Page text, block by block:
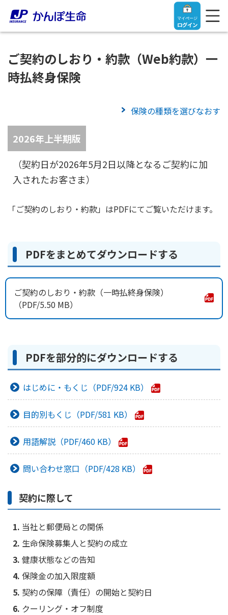
マイページ
ログイン
ご契約者さま
マイページログイン
入院保険金・手術保険金のご請求
お手続き一覧
きっかけ・できごとから探す
マイページでできること
新規登録
ログイン
ご契約内容の確認
お客さまに関する情報等の確認の取り組み
各種サービス・お知らせ
かんぽプラチナライフサービス
ご契約のしおり・約款（Web約款）
保険用語集
保険をご検討中のお客さま
保険をご検討中のお客さま
終身保険
養老保険
定期保険
学資保険
長寿支援保険
保険の探し方のポイント
保険かんたん診断
これからのライフイベントでかかる費用とは？
ご契約手続きの流れ
保険料のお払込方法
保険用語集
お問い合わせ
法人のお客さま
【まずはご相談ください】企業経営でお悩みの方はこ
法人のお客さま向け商品一覧
目的から探す
お役立ち情報
かんぽ生命の団体取扱い
お問い合わせ先
お役立ち情報
かんぽのLifeサポートナビ
医療
お金
子育て
健康情報
かんぽアプリ～かんぽの健康と安心を手のひらに～
すこやか健康ラボ
かんぽ生命について
経営理念・経営戦略
会社概要
財務情報
日本郵政グループとしての取り組み
採用情報
CM・オウンドメディア／ソーシャルメディア
かんぽ生命のサステナビリティ
よくあるご質問
お問い合わせ
株主・投資家のみなさまへ
採用情報
English
ご契約のしおり・約款（Web約款）一
時払終身保険
保険の種類を選びなおす
2026年上半期版
（契約日が2026年5月2日以降となるご契約に加
入されたお客さま）
「ご契約のしおり・約款」はPDFにてご覧いただけます。
PDFをまとめてダウンロードする
ご契約のしおり・約款（一時払終身保険）
5.50 MB
PDFを部分的にダウンロードする
はじめに・もくじ 924 KB
目的別もくじ 581 KB
用語解説 460 KB
問い合わせ窓口 428 KB
契約に際して
当社と郵便局との関係
生命保険募集人と契約の成立
健康状態などの告知
保険金の加入限度額
契約の保障（責任）の開始と契約日
クーリング・オフ制度